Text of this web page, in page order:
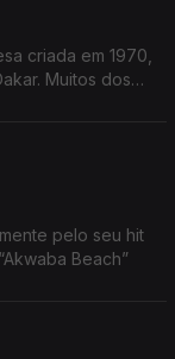
criada em 1970,
Muitos dos
pelo seu hit
Beach”